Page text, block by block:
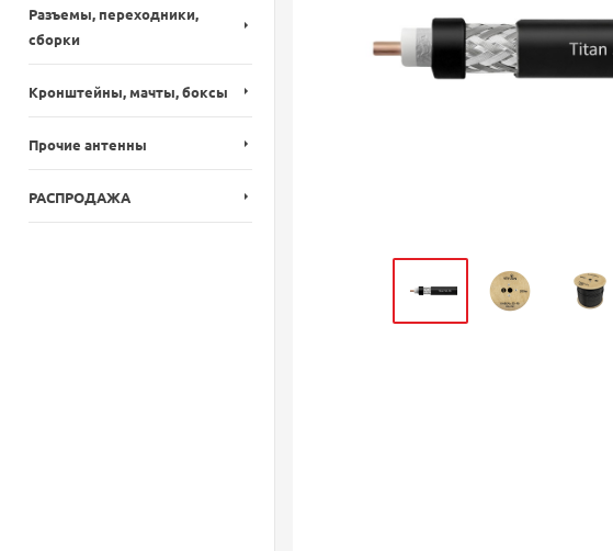
Разъемы, переходники,
сборки
Кронштейны, мачты, боксы
Прочие антенны
РАСПРОДАЖА